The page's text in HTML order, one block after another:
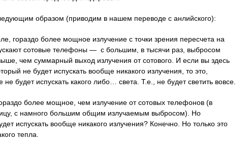
образом (приводим в нашем переводе с анлийского):
гораздо более мощное излучение с точки зрения пересчета на
сотовые телефоны — с большим, в тысячи раз, выбросом
чем суммарный выход излучения от сотового. И если вы здесь
не будет испускать вообще никакого излучения, то это,
будет испускать какого либо… света. Т.е., не будет светить вовсе.
более мощное, чем излучение от сотовых телефонов (в
с намного большим общим излучаемым выбросом). Но
испускать вообще никакого излучения? Конечно. Но только это
тепла.